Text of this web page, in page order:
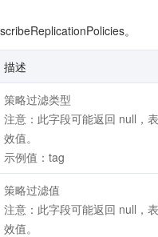
。
描述
策略过滤类型
注意：此字段可能返回 null，
效值。
示例值：tag
策略过滤值
注意：此字段可能返回 null，
效值。